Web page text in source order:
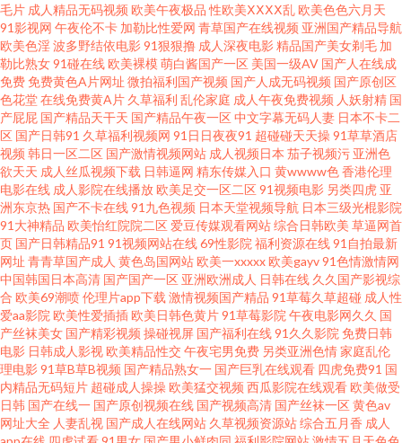
大香蕉自慰 91网站按摩视频 成人日韩理论在线 黄色二级特片 欧美国产日韩
婷婷色 天堂五月天丁香 91c仔一区 91入口在线观看 AV之家 国产线路123 蜜
桃福利网 天堂成人五区 91Nc首页 91色啦自拍 东方AV最新 久久深夜福利影
院 三级网站 一本道资源站 91福利免费网页版 91在线视频免费公开 国产精品
熟妇 美日韩精品卡久久 婷婷色麻豆 69国产精品 91麻豆传媒国产大片 国产精
品草草草草 老湿机福利院 无码免费观看 91tv原创视频在线观看 av无码先锋
激情文学怡春院 欧美性爱一区在线播放 综合色网青青草 91婬视频APP 国产
福利微拍一区 欧美男女性交 性生活免费观看视频 91情爱网址 www91插插插
九二午夜影院 日韩欧美性爱A片 91传媒色网站 91天堂网com 激情网站在线
免费 欧美亚州另类 亚洲国产黄 91精品视频专区精品 成人片在线看 老牛av综
毛片 成人精品无码视频 欧美午夜极品 性欧美ⅩⅩⅩⅩ乱欧美色色六月天
91影视网 午夜伦不卡 加勒比性爱网 青草国产在线视频 亚洲国产精品导航
欧美色淫波多野结依电影91狠狠撸 成人深夜电影精品国产美女剃毛 加
勒比熟女91碰在线欧美裸模萌白酱国产一区 美国一级AV 国产人在线成
免费免费黄色A片网址 微拍福利国产视频 国产人成无码视频 国产原创区
色花堂在线免费黄A片 久草福利 乱伦家庭 成人午夜免费视频 人妖射精 国
产屁屁 国产精品天干天 国产精品午夜一区中文字幕无码人妻 日本不卡二
区 国产日韩91 久草福利视频网 91日日夜夜91 超碰碰天天操91草草酒店
视频 韩日一区二区 国产激情视频网站 成人视频日本 茄子视频污 亚洲色
欲天天 成人丝瓜视频下载 日韩逼网 精东传媒入口 黄wwww色香港伦理
电影在线 成人影院在线播放欧美足交一区二区91视频电影 另类四虎 亚
洲东京热 国产不卡在线91九色视频 日本天堂视频导航 日本三级光棍影院
91大神精品 欧美怡红院院二区 爱豆传媒观看网站综合日韩欧美 草逼网首
页 国产日韩精品91 91视频网站在线69性影院 福利资源在线91自拍最新
网址 青青草国产成人 黄色岛国网站欧美一xxxxx欧美gayv91色情激情网
中国韩国日本高清 国产国产一区 亚洲欧洲成人 日韩在线 久久国产影视综
合 欧美69潮喷伦理片app下载 激情视频国产精品 91草莓久草超碰 成人性
爱aa影院 欧美性爱插插欧美日韩色黄片91草莓影院 午夜电影网久久 国
产丝袜美女 国产精彩视频 操碰视屏 国产福利在线91久久影院 免费日韩
电影 日韩成人影视欧美精品性交午夜宅男免费 另类亚洲色情家庭乱伦
理电影91草B草B视频 国产精品熟女一 国产巨乳在线观看 四虎免费91 国
内精品无码短片 超碰成人操操欧美猛交视频 西瓜影院在线观看欧美做受
日韩 国产在线一 国产原创视频在线 国产视频高清 国产丝袜一区黄色av
网址大全 人妻乱视 国产成人在线网站 久草视频资源站综合五月香 成人